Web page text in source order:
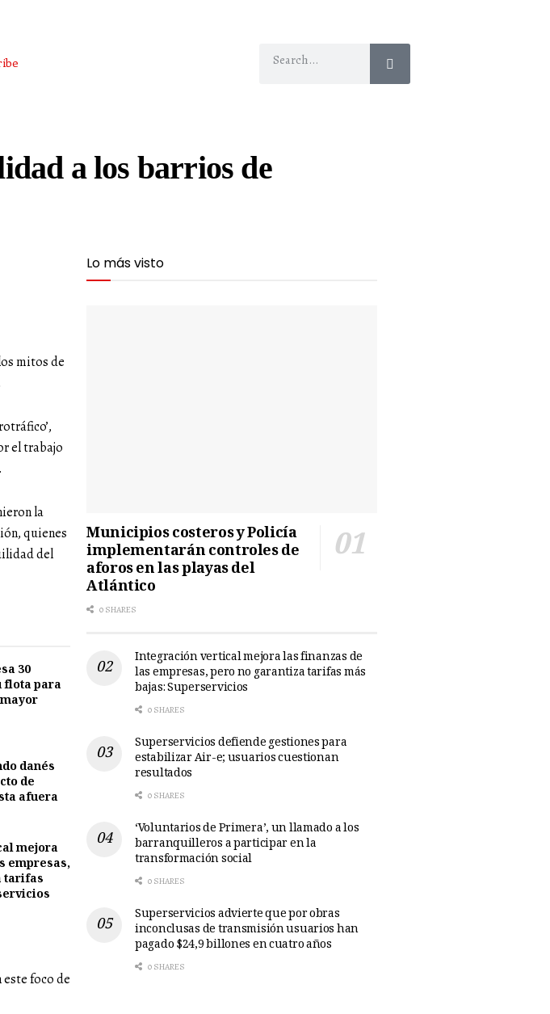
a los barrios de
mitos de
el trabajo
la
quienes
del
30
flota para
danés
de
afuera
mejora
empresas,
tarifas
foco de
Lo más visto
Municipios costeros y Policía
implementarán controles de
aforos en las playas del
Atlántico
0 SHARES
Integración vertical mejora las finanzas de
las empresas, pero no garantiza tarifas más
bajas: Superservicios
0 SHARES
Superservicios defiende gestiones para
estabilizar Air-e; usuarios cuestionan
resultados
0 SHARES
‘Voluntarios de Primera’, un llamado a los
barranquilleros a participar en la
transformación social
0 SHARES
Superservicios advierte que por obras
inconclusas de transmisión usuarios han
pagado $24,9 billones en cuatro años
0 SHARES